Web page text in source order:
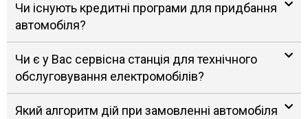
Чи існують кредитні програми для придбання
автомобіля?
Чи є у Вас сервісна станція для технічного
обслуговування електромобілів?
Який алгоритм дій при замовленні автомобіля